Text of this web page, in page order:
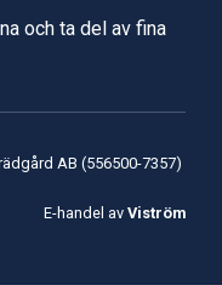
och ta del av fina
AB (556500-7357)
E-handel av Viström